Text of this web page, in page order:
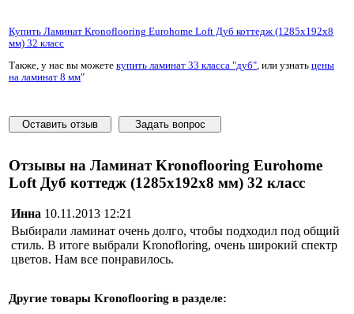
Купить Ламинат Kronoflooring Eurohome Loft Дуб коттедж (1285x192x8
мм) 32 класс
Также, у нас вы можете купить ламинат 33 класса "дуб", или узнать цены
на ламинат 8 мм"
Оставить отзыв Задать вопрос
Отзывы на Ламинат Kronoflooring Eurohome
Loft Дуб коттедж (1285x192x8 мм) 32 класс
Инна 10.11.2013 12:21
Выбирали ламинат очень долго, чтобы подходил под общий
стиль. В итоге выбрали Kronofloring, очень широкий спектр
цветов. Нам все понравилось.
Другие товары Kronoflooring в разделе: